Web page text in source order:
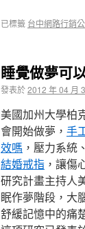
已標籤 台中網路行銷
睡覺做夢可
發表於2012 年 04 月
美國加州大學柏
會開始做夢， 手
效嗎 ，壓力系統
結婚戒指 ，讓傷
研究計畫主持人
眠作夢階段，大
舒緩記憶中的痛